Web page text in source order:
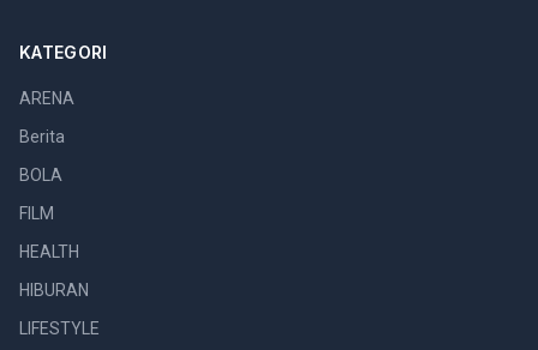
KATEGORI
ARENA
Berita
BOLA
FILM
HEALTH
HIBURAN
LIFESTYLE